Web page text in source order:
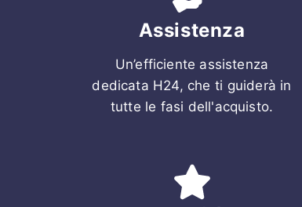
Assistenza
Un’efficiente assistenza
dedicata H24, che ti guiderà in
tutte le fasi dell'acquisto.